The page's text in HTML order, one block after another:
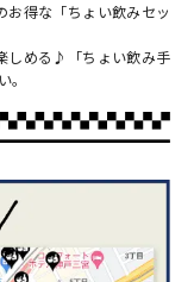
お得な「ちょい飲みセッ
しめる♪「ちょい飲み手